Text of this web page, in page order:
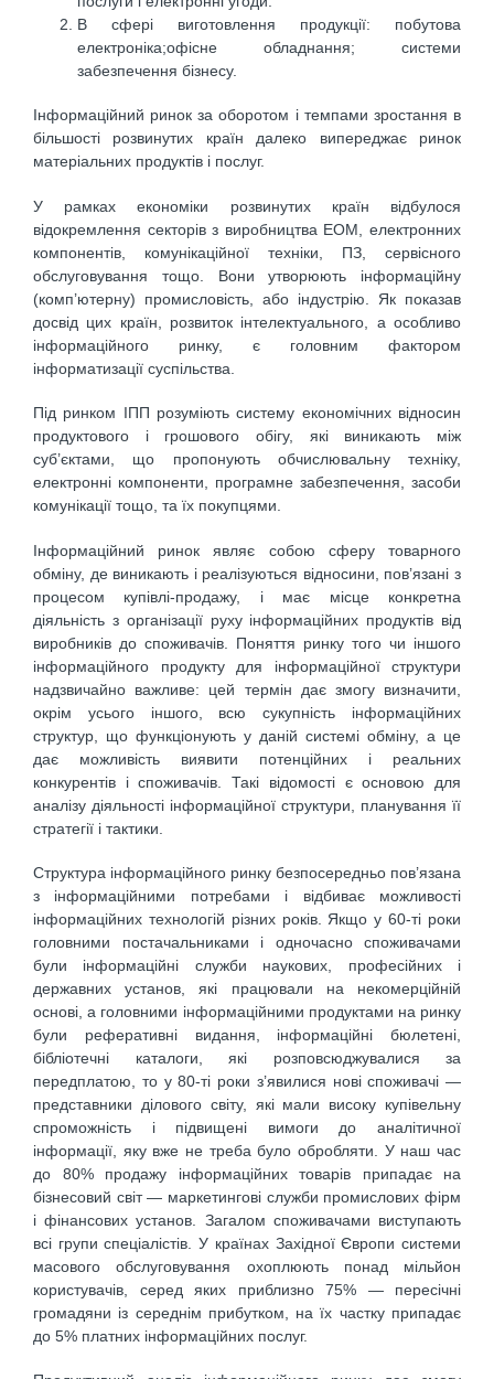
В сфері виготовлення продукції: побутова
електроніка;офісне обладнання; системи
забезпечення бізнесу.
Інформаційний ринок за оборотом і темпами зростання в
більшості розвинутих країн далеко випереджає ринок
матеріальних продуктів і послуг.
У рамках економіки розвинутих країн відбулося
відокремлення секторів з виробництва ЕОМ, електронних
компонентів, комунікаційної техніки, ПЗ, сервісного
обслуговування тощо. Вони утворюють інформаційну
(комп’ютерну) промисловість, або індустрію. Як показав
досвід цих країн, розвиток інтелектуального, а особливо
інформаційного ринку, є головним фактором
інформатизації суспільства.
Під ринком ІПП розуміють систему економічних відносин
продуктового і грошового обігу, які виникають між
суб’єктами, що пропонують обчислювальну техніку,
електронні компоненти, програмне забезпечення, засоби
комунікації тощо, та їх покупцями.
Інформаційний ринок являє собою сферу товарного
обміну, де виникають і реалізуються відносини, пов’язані з
процесом купівлі-продажу, і має місце конкретна
діяльність з організації руху інформаційних продуктів від
виробників до споживачів. Поняття ринку того чи іншого
інформаційного продукту для інформаційної структури
надзвичайно важливе: цей термін дає змогу визначити,
окрім усього іншого, всю сукупність інформаційних
структур, що функціонують у даній системі обміну, а це
дає можливість виявити потенційних і реальних
конкурентів і споживачів. Такі відомості є основою для
аналізу діяльності інформаційної структури, планування її
стратегії і тактики.
Структура інформаційного ринку безпосередньо пов’язана
з інформаційними потребами і відбиває можливості
інформаційних технологій різних років. Якщо у 60-ті роки
головними постачальниками і одночасно споживачами
були інформаційні служби наукових, професійних і
державних установ, які працювали на некомерційній
основі, а головними інформаційними продуктами на ринку
були реферативні видання, інформаційні бюлетені,
бібліотечні каталоги, які розповсюджувалися за
передплатою, то у 80-ті роки з’явилися нові споживачі —
представники ділового світу, які мали високу купівельну
спроможність і підвищені вимоги до аналітичної
інформації, яку вже не треба було обробляти. У наш час
до 80% продажу інформаційних товарів припадає на
бізнесовий світ — маркетингові служби промислових фірм
і фінансових установ. Загалом споживачами виступають
всі групи спеціалістів. У країнах Західної Європи системи
масового обслуговування охоплюють понад мільйон
користувачів, серед яких приблизно 75% — пересічні
громадяни із середнім прибутком, на їх частку припадає
до 5% платних інформаційних послуг.